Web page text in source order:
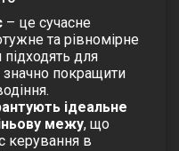
– це сучасне
та рівномірне
підходять для
покращити
ідеальне
межу, що
керування в